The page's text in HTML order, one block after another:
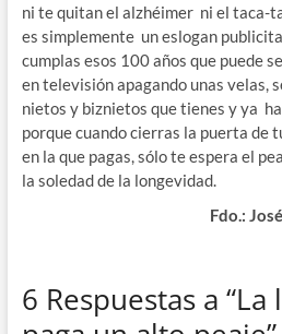
ni te quitan el alzhéimer ni el taca-
es simplemente un eslogan
cumplas esos 100 años que puede
en televisión apagando unas velas,
nietos y biznietos que tienes y ya
porque cuando cierras la puerta de
en la que pagas, sólo te espera el
la soledad de la longevidad.
Fdo.:
6 Respuestas a